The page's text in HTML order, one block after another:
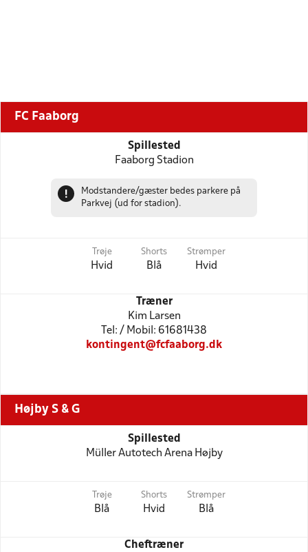
FC Faaborg
Spillested
Faaborg Stadion
!
Modstandere/gæster bedes parkere på
Parkvej (ud for stadion).
Trøje
Hvid
Shorts
Blå
Strømper
Hvid
Træner
Kim Larsen
Tel: / Mobil: 61681438
kontingent@fcfaaborg.dk
Højby S & G
Spillested
Müller Autotech Arena Højby
Trøje
Blå
Shorts
Hvid
Strømper
Blå
Cheftræner